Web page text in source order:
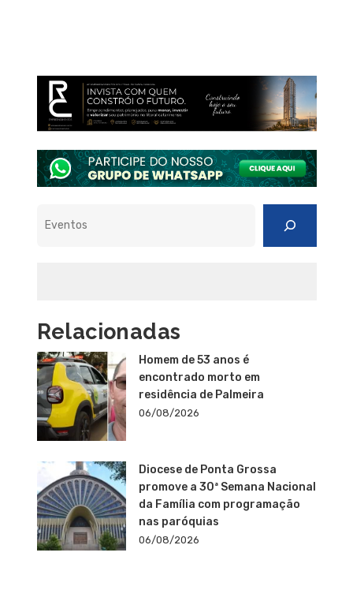
Relacionadas
Homem de 53 anos é
encontrado morto em
residência de Palmeira
06/08/2026
Diocese de Ponta Grossa
promove a 30ª Semana Nacional
da Família com programação
nas paróquias
06/08/2026